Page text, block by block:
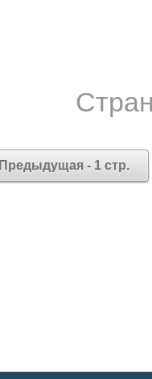
Предыдущая - 1 стр.